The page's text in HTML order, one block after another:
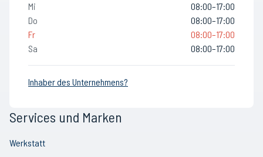
Mi
08:00–17:00
Do
08:00–17:00
Fr
08:00–17:00
Sa
08:00–17:00
Inhaber des Unternehmens?
Services und Marken
Werkstatt